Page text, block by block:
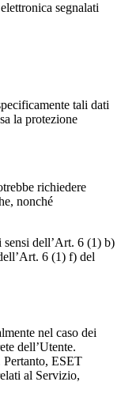
segnalati
tali dati
la protezione
richiedere
nonché
sensi dell’Art. 6 (1) b)
6 (1) f) del
nel caso dei
dell’Utente.
Pertanto, ESET
al Servizio,